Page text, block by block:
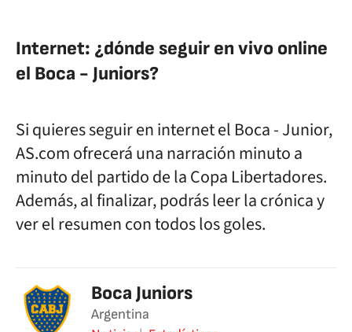
Internet: ¿dónde seguir en vivo online
el Boca - Juniors?
Si quieres seguir en internet el Boca - Junior,
AS.com ofrecerá una narración minuto a
minuto del partido de la Copa Libertadores.
Además, al finalizar, podrás leer la crónica y
ver el resumen con todos los goles.
Boca Juniors
Argentina